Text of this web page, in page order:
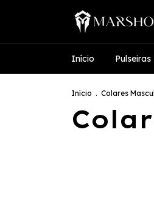
Início
Início . Colares